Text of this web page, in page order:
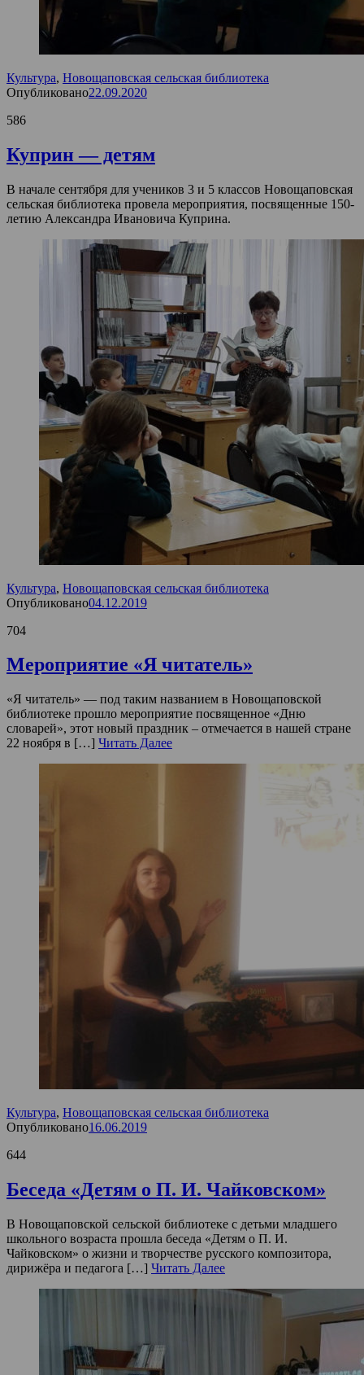
Культура, Новощаповская сельская библиотека
Опубликовано22.09.2020
586
Куприн — детям
В начале сентября для учеников 3 и 5 классов Новощаповская
сельская библиотека провела мероприятия, посвященные 150-
летию Александра Ивановича Куприна.
Культура, Новощаповская сельская библиотека
Опубликовано04.12.2019
704
Мероприятие «Я читатель»
«Я читатель» — под таким названием в Новощаповской
библиотеке прошло мероприятие посвященное «Дню
словарей», этот новый праздник – отмечается в нашей стране
22 ноября в […] Читать Далее
Культура, Новощаповская сельская библиотека
Опубликовано16.06.2019
644
Беседа «Детям о П. И. Чайковском»
В Новощаповской сельской библиотеке с детьми младшего
школьного возраста прошла беседа «Детям о П. И.
Чайковском» о жизни и творчестве русского композитора,
дирижёра и педагога […] Читать Далее